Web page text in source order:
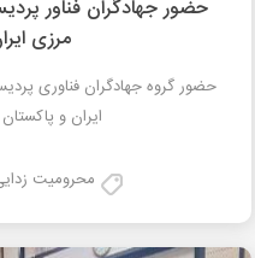
حضور جهادگران فناور
مرزی
حضور گروه جهادگران فناوری
ایران و پاکستان
محرومیت